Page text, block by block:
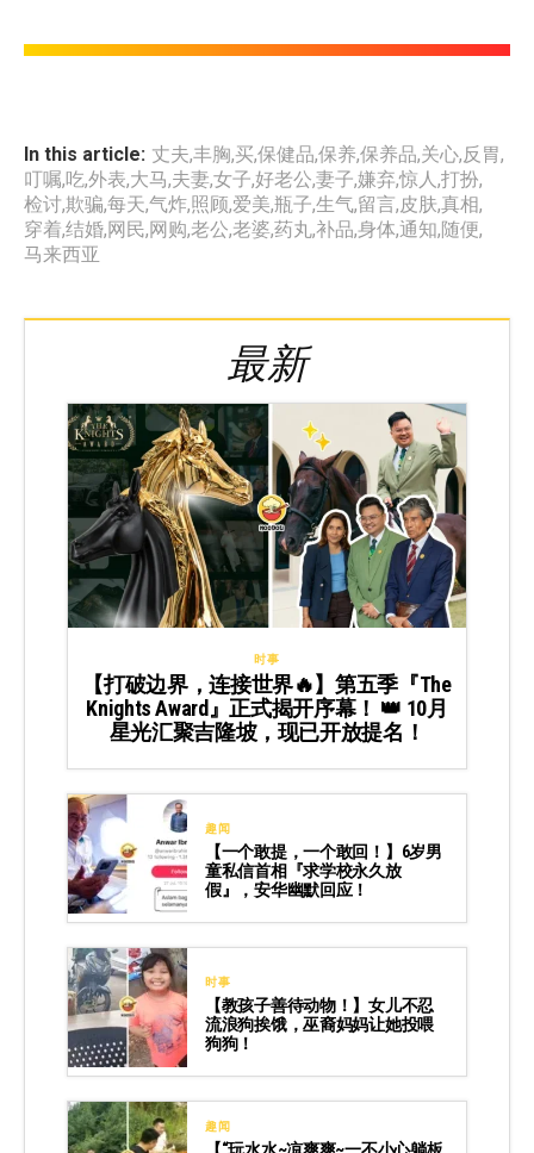
In this article: 丈夫,丰胸,买,保健品,保养,保养品,关心,反胃,
叮嘱,吃,外表,大马,夫妻,女子,好老公,妻子,嫌弃,惊人,打扮,
检讨,欺骗,每天,气炸,照顾,爱美,瓶子,生气,留言,皮肤,真相,
穿着,结婚,网民,网购,老公,老婆,药丸,补品,身体,通知,随便,
马来西亚
最新
时事
【打破边界，连接世界🔥】第五季『The
Knights Award』正式揭开序幕！ 👑 10月
星光汇聚吉隆坡，现已开放提名！
趣闻
【一个敢提，一个敢回！】6岁男
童私信首相『求学校永久放
假』，安华幽默回应！
时事
【教孩子善待动物！】女儿不忍
流浪狗挨饿，巫裔妈妈让她投喂
狗狗！
趣闻